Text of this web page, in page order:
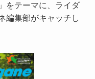
をテーマに、ライダ
編集部がキャッチし